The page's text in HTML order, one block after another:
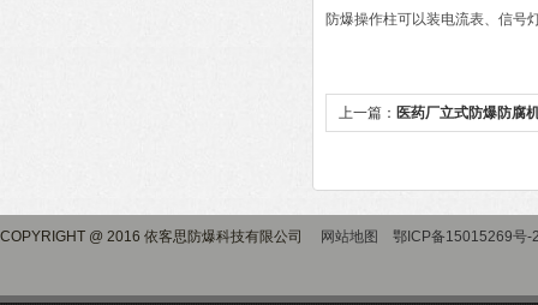
防爆操作柱可以装电流表、信号
上一篇： 医药厂立式防爆防腐
COPYRIGHT @ 2016 依客思防爆科技有限公司 网站地图 鄂ICP备15015269号-